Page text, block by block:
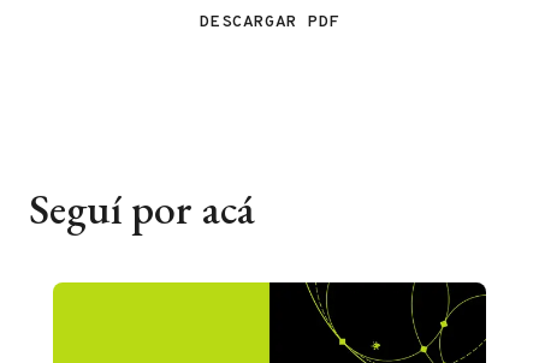
DESCARGAR PDF
Seguí por acá